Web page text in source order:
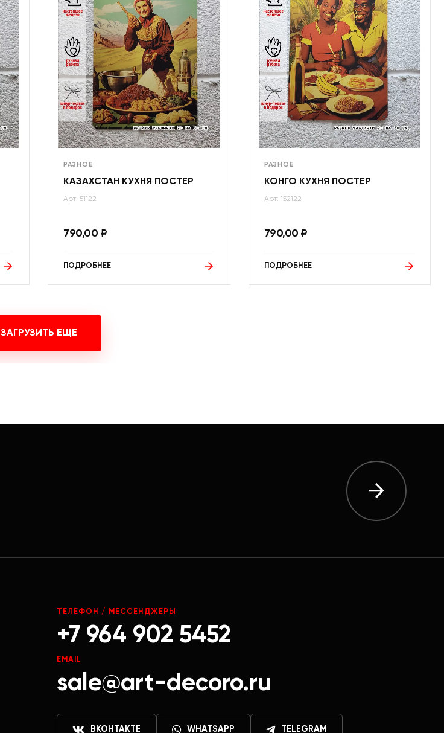
РАЗНОЕ
КАЗАХСТАН КУХНЯ ПОСТЕР
Арт: 51122
790,00 ₽
ПОДРОБНЕЕ
РАЗНОЕ
КОНГО КУХНЯ ПОСТЕР
Арт: 152122
790,00 ₽
ПОДРОБНЕЕ
ЗАГРУЗИТЬ ЕЩЕ
ТЕЛЕФОН / МЕССЕНДЖЕРЫ
+7 964 902 5452
EMAIL
sale@art-decoro.ru
ВКОНТАКТЕ WHATSAPP TELEGRAM